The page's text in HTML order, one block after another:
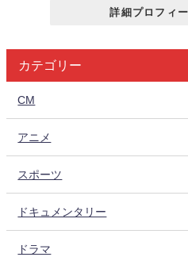
詳細プロフィ
カテゴリー
CM
アニメ
スポーツ
ドキュメンタリー
ドラマ